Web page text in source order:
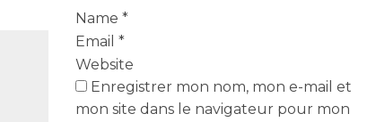
Name *
Email *
Website
Enregistrer mon nom, mon e-mail et
mon site dans le navigateur pour mon